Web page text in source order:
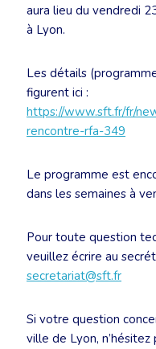
aura lieu du vendredi
à Lyon.
Les détails
figurent ici :
https://www.sft.fr/fr/
rencontre-rfa-349
Le programme est
dans les semaines à
Pour toute question
veuillez écrire au
secretariat@sft.fr
Si votre question
ville de Lyon,